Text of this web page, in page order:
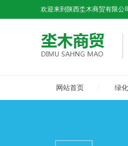
欢迎来到陕西坔木商贸有限公
网站首页 绿